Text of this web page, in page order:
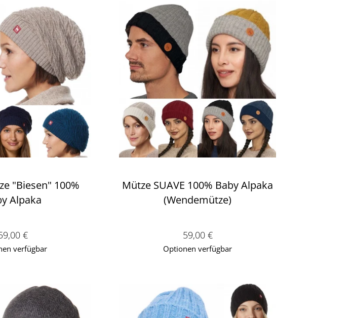
"Biesen" 100%
Alpaka
59,00 €
€
verfügbar
Mütze SUAVE 100% Baby Alpaka
(Wendemütze)
Verkaufspreis: 59,00 €
59,00 €
Optionen verfügbar